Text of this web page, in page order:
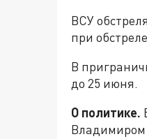
ВСУ
при
В
до 25 июня.
О политике.
Владимиром